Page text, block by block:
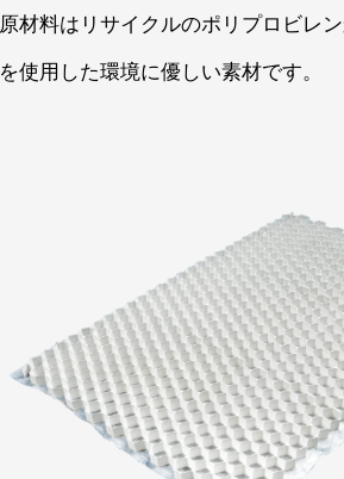
原材料はリサイクルのポリプロビレ
を使用した環境に優しい素材です。